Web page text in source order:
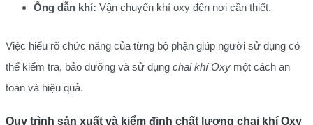
Ống dẫn khí: Vận chuyển khí oxy đến nơi cần thiết.
Việc hiểu rõ chức năng của từng bộ phận giúp người sử dụng có
thể kiểm tra, bảo dưỡng và sử dụng chai khí Oxy một cách an
toàn và hiệu quả.
Quy trình sản xuất và kiểm định chất lượng chai khí Oxy